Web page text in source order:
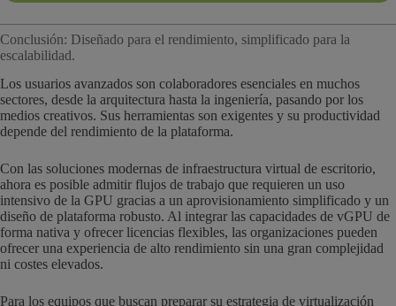
Conclusión: Diseñado para el rendimiento, simplificado para la
escalabilidad.
Los usuarios avanzados son colaboradores esenciales en muchos
sectores, desde la arquitectura hasta la ingeniería, pasando por los
medios creativos. Sus herramientas son exigentes y su productividad
depende del rendimiento de la plataforma.
Con las soluciones modernas de infraestructura virtual de escritorio,
ahora es posible admitir flujos de trabajo que requieren un uso
intensivo de la GPU gracias a un aprovisionamiento simplificado y un
diseño de plataforma robusto. Al integrar las capacidades de vGPU de
forma nativa y ofrecer licencias flexibles, las organizaciones pueden
ofrecer una experiencia de alto rendimiento sin una gran complejidad
ni costes elevados.
Para los equipos que buscan preparar su estrategia de virtualización